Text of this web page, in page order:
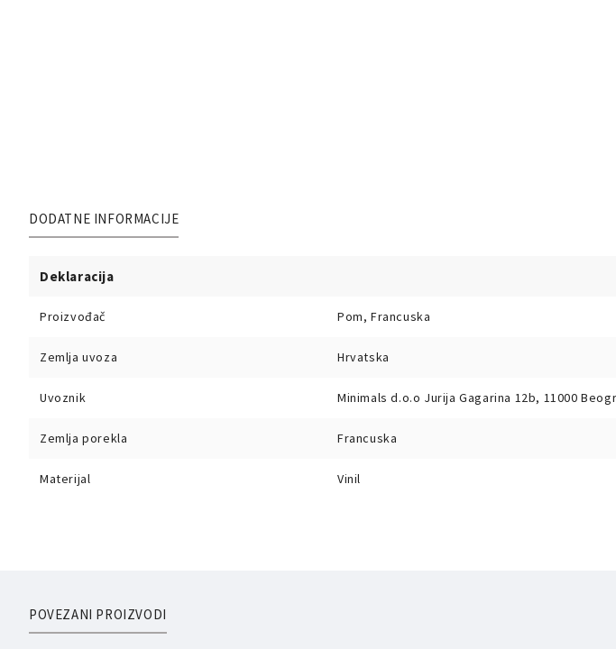
DODATNE INFORMACIJE
Deklaracija
Proizvođač Pom, Francuska
Zemlja uvoza Hrvatska
Uvoznik Minimals d.o.o Jurija Gagarina 12b, 11000
Zemlja porekla Francuska
Materijal Vinil
POVEZANI PROIZVODI